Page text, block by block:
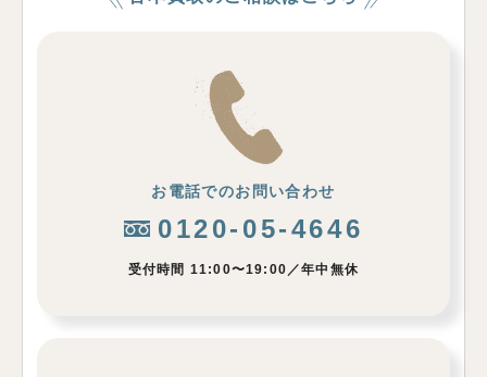
お電話でのお問い合わせ
0120-05-4646
受付時間 11:00〜19:00／年中無休